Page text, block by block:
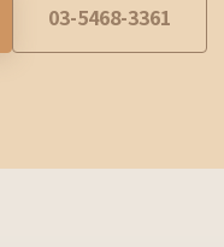
03-5468-3361